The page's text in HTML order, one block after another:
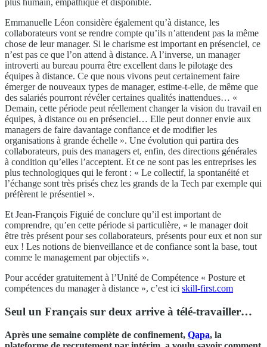
plus humain, empathique et disponible.
Emmanuelle Léon considère également qu’à distance, les
collaborateurs vont se rendre compte qu’ils n’attendent pas la même
chose de leur manager. Si le charisme est important en présenciel, ce
n’est pas ce que l’on attend à distance. A l’inverse, un manager
introverti au bureau pourra être excellent dans le pilotage des
équipes à distance. Ce que nous vivons peut certainement faire
émerger de nouveaux types de manager, estime-t-elle, de même que
des salariés pourront révéler certaines qualités inattendues… «
Demain, cette période peut réellement changer la vision du travail en
équipes, à distance ou en présenciel… Elle peut donner envie aux
managers de faire davantage confiance et de modifier les
organisations à grande échelle ». Une évolution qui partira des
collaborateurs, puis des managers et, enfin, des directions générales
à condition qu’elles l’acceptent. Et ce ne sont pas les entreprises les
plus technologiques qui le feront : « Le collectif, la spontanéité et
l’échange sont très prisés chez les grands de la Tech par exemple qui
préfèrent le présentiel ».
Et Jean-François Figuié de conclure qu’il est important de
comprendre, qu’en cette période si particulière, « le manager doit
être très présent pour ses collaborateurs, présents pour eux et non sur
eux ! Les notions de bienveillance et de confiance sont la base, tout
comme le management par objectifs ».
Pour accéder gratuitement à l’Unité de Compétence « Posture et
compétences du manager à distance », c’est ici skill-first.com
Seul un Français sur deux arrive à télé-travailler…
Après une semaine complète de confinement, Qapa, la